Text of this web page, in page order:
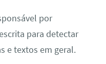
por
para detectar
e textos em geral.